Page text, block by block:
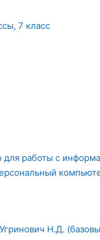
7 класс
работы с
Н.Д.